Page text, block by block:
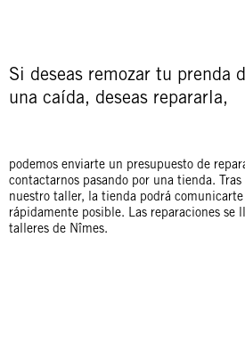
Si deseas remozar tu prenda
una caída, deseas repararla,
podemos enviarte un presupuesto de
contactarnos pasando por una tienda.
nuestro taller, la tienda podrá
rápidamente posible. Las reparaciones se
talleres de Nîmes.